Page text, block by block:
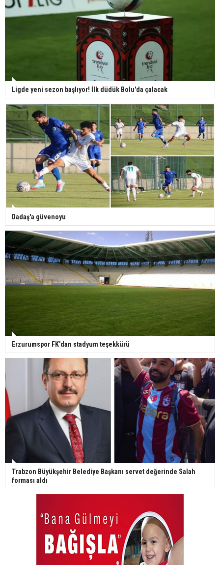
Ligde yeni sezon başlıyor! İlk düdük Bolu'da çalacak
Dadaş'a güvenoyu
Erzurumspor FK'dan stadyum teşekkürü
Trabzon Büyükşehir Belediye Başkanı servet değerinde Salah
forması aldı